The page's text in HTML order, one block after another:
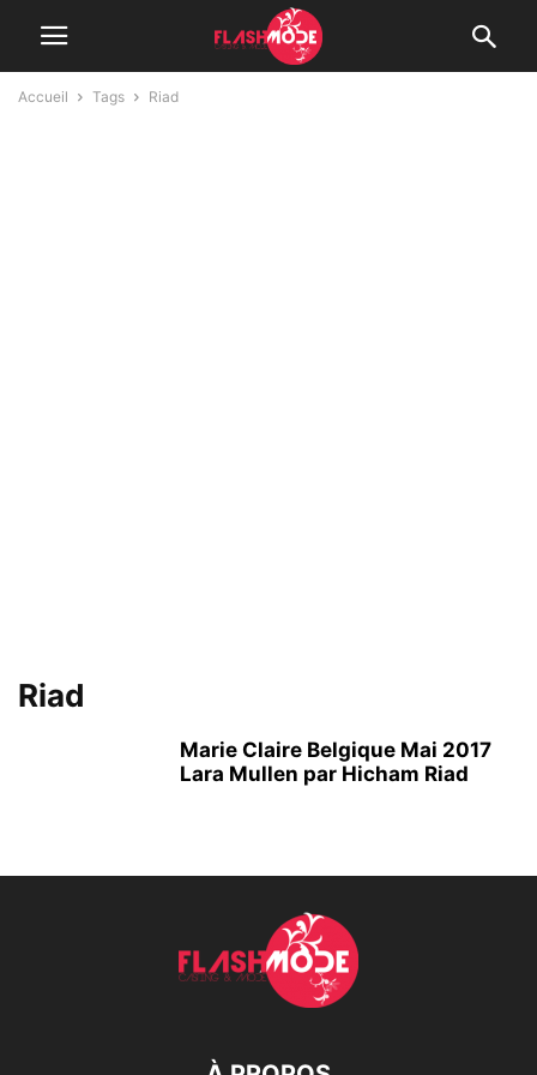
Accueil Tags Riad
Riad
Marie Claire Belgique Mai 2017
Lara Mullen par Hicham Riad